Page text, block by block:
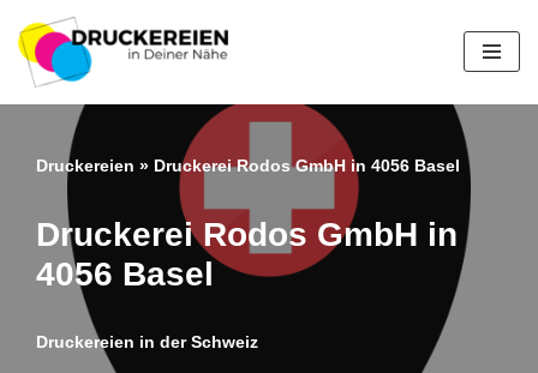
Zum
Inhalt
springen
Druckereien » Druckerei Rodos GmbH in 4056 Basel
Druckerei Rodos GmbH in
4056 Basel
Druckereien in der Schweiz